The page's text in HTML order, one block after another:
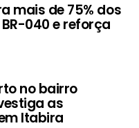
mais de 75% dos
040 e reforça
no bairro
as
Itabira